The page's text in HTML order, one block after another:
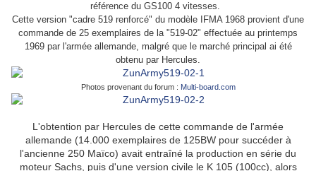
référence du GS100 4 vitesses.
Cette version "cadre 519 renforcé" du modèle IFMA 1968 provient d'une
commande de 25 exemplaires de la "519-02" effectuée au printemps
1969 par l'armée allemande, malgré que le marché principal ai été
obtenu par Hercules.
Photos provenant du forum : Multi-board.com
L'obtention par Hercules de cette commande de l'armée
allemande (14.000 exemplaires de 125BW pour succéder à
l'ancienne 250 Maïco) avait entraîné la production en série du
moteur Sachs, puis d'une version civile le K 105 (100cc), alors